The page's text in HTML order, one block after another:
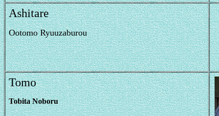
Ashitare
Ootomo Ryuuzaburou
Tomo
Tobita Noboru